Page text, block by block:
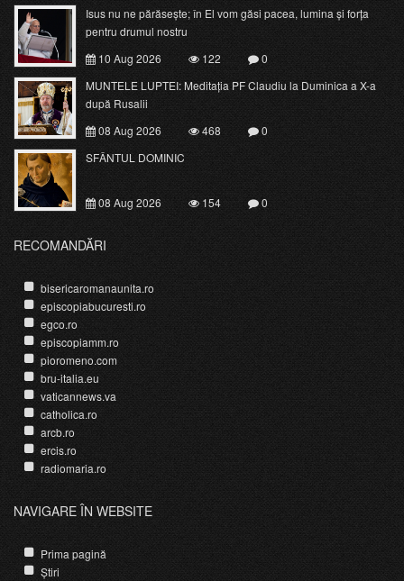
Isus nu ne părăsește; în El vom găsi pacea, lumina și forța
pentru drumul nostru
10 Aug 2026
122
0
MUNTELE LUPTEI: Meditația PF Claudiu la Duminica a X-a
după Rusalii
08 Aug 2026
468
0
SFÂNTUL DOMINIC
08 Aug 2026 154 0
RECOMANDĂRI
bisericaromanaunita.ro
episcopiabucuresti.ro
egco.ro
episcopiamm.ro
pioromeno.com
bru-italia.eu
vaticannews.va
catholica.ro
arcb.ro
ercis.ro
radiomaria.ro
NAVIGARE ÎN WEBSITE
Prima pagină
Știri